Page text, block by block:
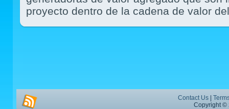
proyecto dentro de la cadena de valor
Contact Us |
Copyright ©